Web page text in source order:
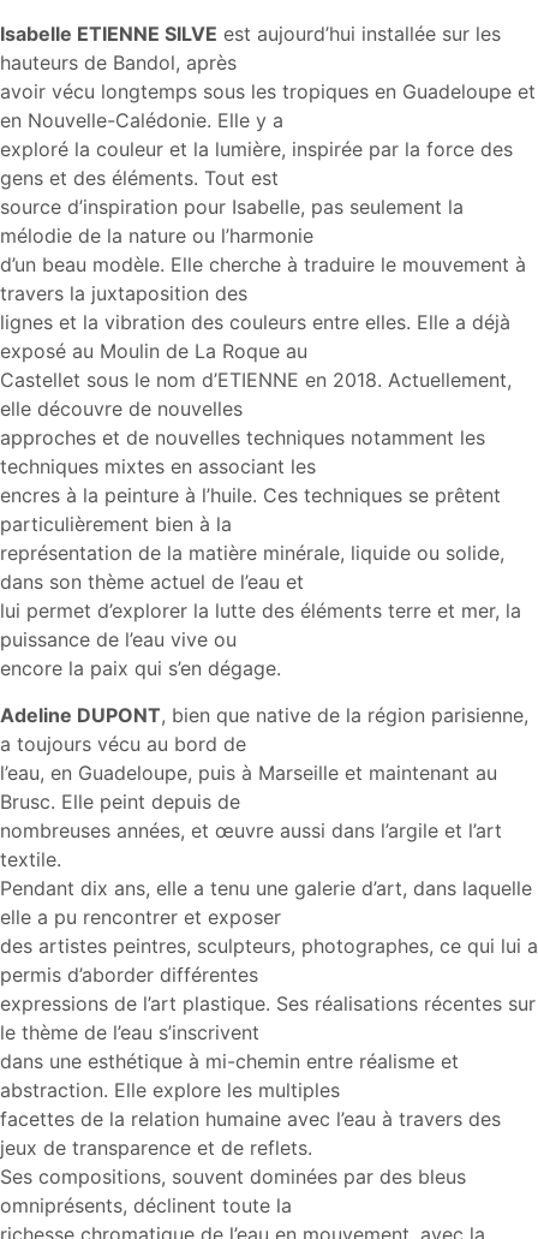
Isabelle ETIENNE SILVE est aujourd’hui installée sur les
hauteurs de Bandol, après
avoir vécu longtemps sous les tropiques en Guadeloupe et
en Nouvelle-Calédonie. Elle y a
exploré la couleur et la lumière, inspirée par la force des
gens et des éléments. Tout est
source d’inspiration pour Isabelle, pas seulement la
mélodie de la nature ou l’harmonie
d’un beau modèle. Elle cherche à traduire le mouvement à
travers la juxtaposition des
lignes et la vibration des couleurs entre elles. Elle a déjà
exposé au Moulin de La Roque au
Castellet sous le nom d’ETIENNE en 2018. Actuellement,
elle découvre de nouvelles
approches et de nouvelles techniques notamment les
techniques mixtes en associant les
encres à la peinture à l’huile. Ces techniques se prêtent
particulièrement bien à la
représentation de la matière minérale, liquide ou solide,
dans son thème actuel de l’eau et
lui permet d’explorer la lutte des éléments terre et mer, la
puissance de l’eau vive ou
encore la paix qui s’en dégage.
Adeline DUPONT, bien que native de la région parisienne,
a toujours vécu au bord de
l’eau, en Guadeloupe, puis à Marseille et maintenant au
Brusc. Elle peint depuis de
nombreuses années, et œuvre aussi dans l’argile et l’art
textile.
Pendant dix ans, elle a tenu une galerie d’art, dans laquelle
elle a pu rencontrer et exposer
des artistes peintres, sculpteurs, photographes, ce qui lui a
permis d’aborder différentes
expressions de l’art plastique. Ses réalisations récentes sur
le thème de l’eau s’inscrivent
dans une esthétique à mi-chemin entre réalisme et
abstraction. Elle explore les multiples
facettes de la relation humaine avec l’eau à travers des
jeux de transparence et de reflets.
Ses compositions, souvent dominées par des bleus
omniprésents, déclinent toute la
richesse chromatique de l’eau en mouvement, avec la